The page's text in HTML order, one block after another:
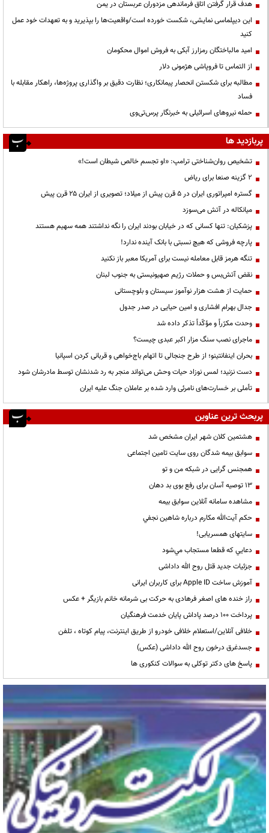
هدف قرار گرفتن اتاق‌ فرماندهی مزدوران عربستان در یمن
این دیپلماسی نمایشی، شکست خورده است/واقعیت‌ها را بپذیرید و به تعهدات خود عمل
کنید
امید مالباختگان رمزارز آبکی به فروش اموال محکومان
از التماس تا فروپاشی هژمونی دلار
مطالبه برای شکستن انحصار پیمانکاری؛ نظارت دقیق بر واگذاری پروژه‌ها، راهکار مقابله با
فساد
حمله نیروهای اسرائیلی به خبرنگار پرس‌تی‌وی
پربازدید ها
تشخیص روان‌شناختی ترامپ: «او تجسم خالص شیطان است!»
۲ گزینه صنعا برای ریاض
گستره امپراتوری ایران در ۵ قرن پیش از میلاد؛ تصویری از ایران ۲۵ قرن پیش
میانکاله در آتش می‌سوزد
پزشکیان: تنها کسانی که در خیابان بودند ایران را نگه نداشتند همه سهیم هستند
پارچه فروشی که هیچ نسبتی با بانک آینده ندارد!
تنگه هرمز قابل معامله نیست برای آمریکا معبر باز نکنید
نقض آتش‌بس و حملات رژیم صهیونیستی به جنوب لبنان
حمایت از هشت هزار نوآموز سیستان و بلوچستانی
جدال بهرام افشاری و امین حیایی در صدر جدول
وحدت مکرّراً و مؤکّداً تذکر داده شد
ماجرای نصب سنگ مزار اکبر عبدی چیست؟
بحران اینفانتینو؛ از طرح جنجالی تا اتهام باج‌خواهی و قربانی کردن اسپانیا
دست نزنید؛ لمس نوزاد حیات وحش می‌تواند منجر به رد شدنشان توسط مادرشان شود
تأملی بر خسارت‌های نامرئی وارد شده بر عاملان جنگ علیه ایران
پربحث ترین عناوین
هشتمین کلان شهر ایران مشخص شد
سوابق بیمه شدگان روی سایت تامین اجتماعی
همجنس گرایی در شبکه من و تو
13 توصیه آسان برای رفع بوی بد دهان
مشاهده سامانه آنلاين سوابق بیمه
حكم آيت‌الله مكارم درباره شاهين نجفي
سایتهای همسریابی!
دعايي كه قطعا مستجاب مي‌شود
جزئیات جدید قتل روح الله داداشی
آموزش ساخت Apple ID برای کاربران ایرانی
راز خنده های اصغر فرهادی به حرکت بی شرمانه خانم بازیگر + عکس
پرداخت ۱۰۰ درصد پاداش پایان خدمت فرهنگیان
خلافی آنلاین/استعلام خلافی خودرو از طریق اینترنت، پیام کوتاه ، تلفن
جسدغرق درخون روح الله داداشی (عکس)
پاسخ های دکتر توکلی به سوالات کنکوری ها